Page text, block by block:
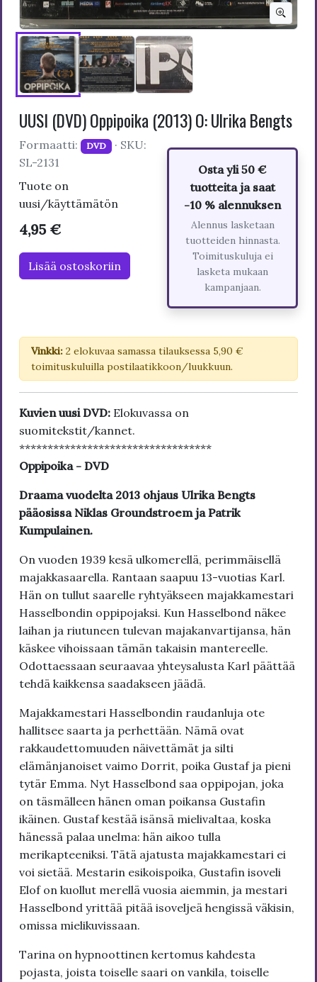
UUSI (DVD) Oppipoika (2013) O: Ulrika Bengts
Formaatti: DVD · SKU:
SL-2131
Tuote on
uusi/käyttämätön
4,95 €
Lisää ostoskoriin
Osta yli 50 €
tuotteita ja saat
-10 % alennuksen
Alennus lasketaan
tuotteiden hinnasta.
Toimituskuluja ei
lasketa mukaan
kampanjaan.
Vinkki: 2 elokuvaa samassa tilauksessa 5,90 €
toimituskuluilla postilaatikkoon/luukkuun.
Kuvien uusi DVD: Elokuvassa on
suomitekstit/kannet.
**********************************
Oppipoika - DVD
Draama vuodelta 2013 ohjaus Ulrika Bengts
pääosissa Niklas Groundstroem ja Patrik
Kumpulainen.
On vuoden 1939 kesä ulkomerellä, perimmäisellä
majakkasaarella. Rantaan saapuu 13-vuotias Karl.
Hän on tullut saarelle ryhtyäkseen majakkamestari
Hasselbondin oppipojaksi. Kun Hasselbond näkee
laihan ja riutuneen tulevan majakanvartijansa, hän
käskee vihoissaan tämän takaisin mantereelle.
Odottaessaan seuraavaa yhteysalusta Karl päättää
tehdä kaikkensa saadakseen jäädä.
Majakkamestari Hasselbondin raudanluja ote
hallitsee saarta ja perhettään. Nämä ovat
rakkaudettomuuden näivettämät ja silti
elämänjanoiset vaimo Dorrit, poika Gustaf ja pieni
tytär Emma. Nyt Hasselbond saa oppipojan, joka
on täsmälleen hänen oman poikansa Gustafin
ikäinen. Gustaf kestää isänsä mielivaltaa, koska
hänessä palaa unelma: hän aikoo tulla
merikapteeniksi. Tätä ajatusta majakkamestari ei
voi sietää. Mestarin esikoispoika, Gustafin isoveli
Elof on kuollut merellä vuosia aiemmin, ja mestari
Hasselbond yrittää pitää isoveljeä hengissä väkisin,
omissa mielikuvissaan.
Tarina on hypnoottinen kertomus kahdesta
pojasta, joista toiselle saari on vankila, toiselle